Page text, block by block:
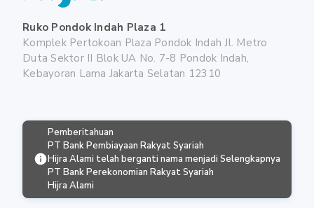
Ruko Pondok Indah Plaza 1
Komplek Pertokoan Plaza Pondok Indah Jl. Metro
Duta Sektor II Blok UA No. 7-8 Pondok Indah,
Kebayoran Lama Jakarta Selatan 12310
Pemberitahuan
PT Bank Pembiayaan Rakyat Syariah
Hijra Alami telah berganti nama menjadi
PT Bank Perekonomian Rakyat Syariah
Hijra Alami
Selengkapnya